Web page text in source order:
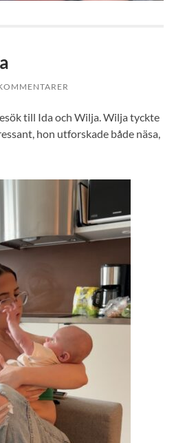
till Ida och Wilja. Wilja tyckte
hon utforskade både näsa,